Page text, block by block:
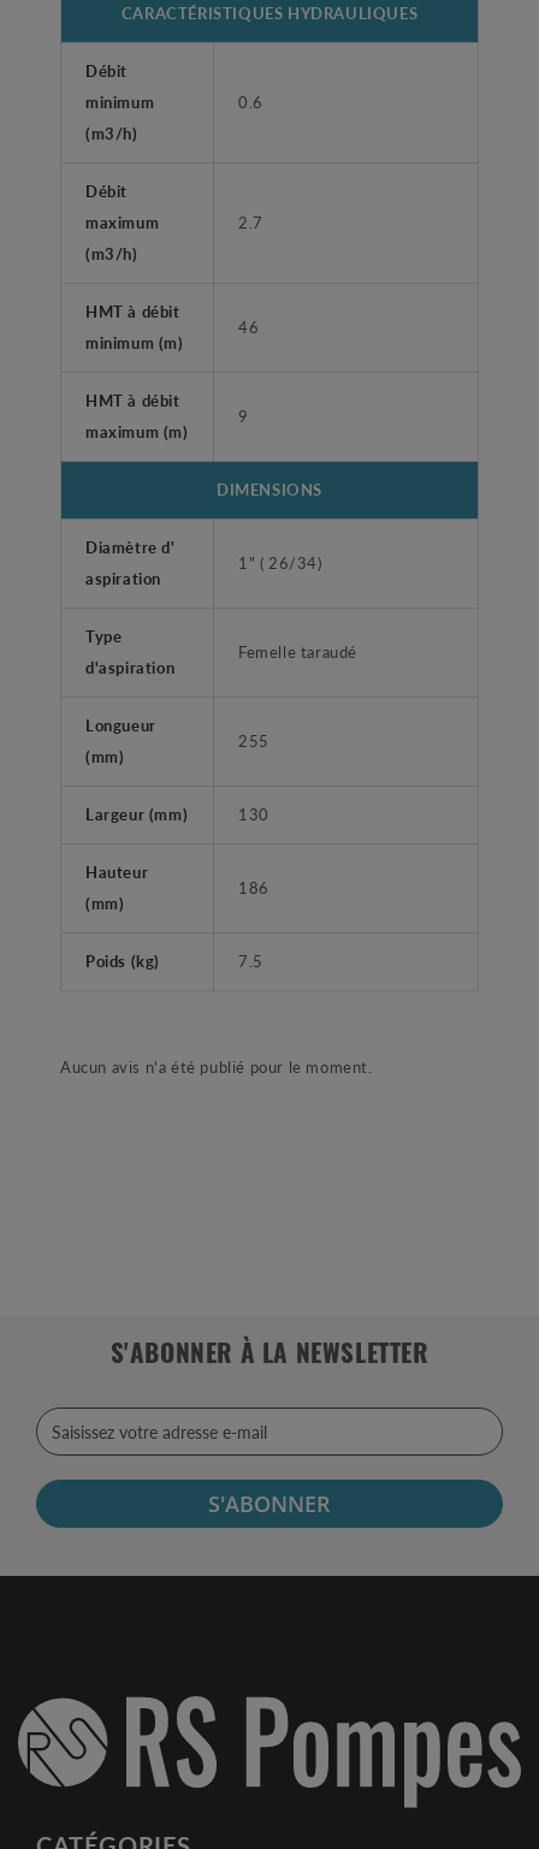
CARACTÉRISTIQUES HYDRAULIQUES
Débit
minimum
(m3/h)
0.6
Débit
maximum
(m3/h)
2.7
HMT à débit
minimum (m)
46
HMT à débit
maximum (m)
9
DIMENSIONS
Diamètre d'
aspiration
1" ( 26/34)
Type
d'aspiration
Femelle taraudé
Longueur
(mm)
255
Largeur (mm) 130
Hauteur
(mm)
186
Poids (kg) 7.5
Aucun avis n'a été publié pour le moment.
S'ABONNER À LA NEWSLETTER
S'ABONNER